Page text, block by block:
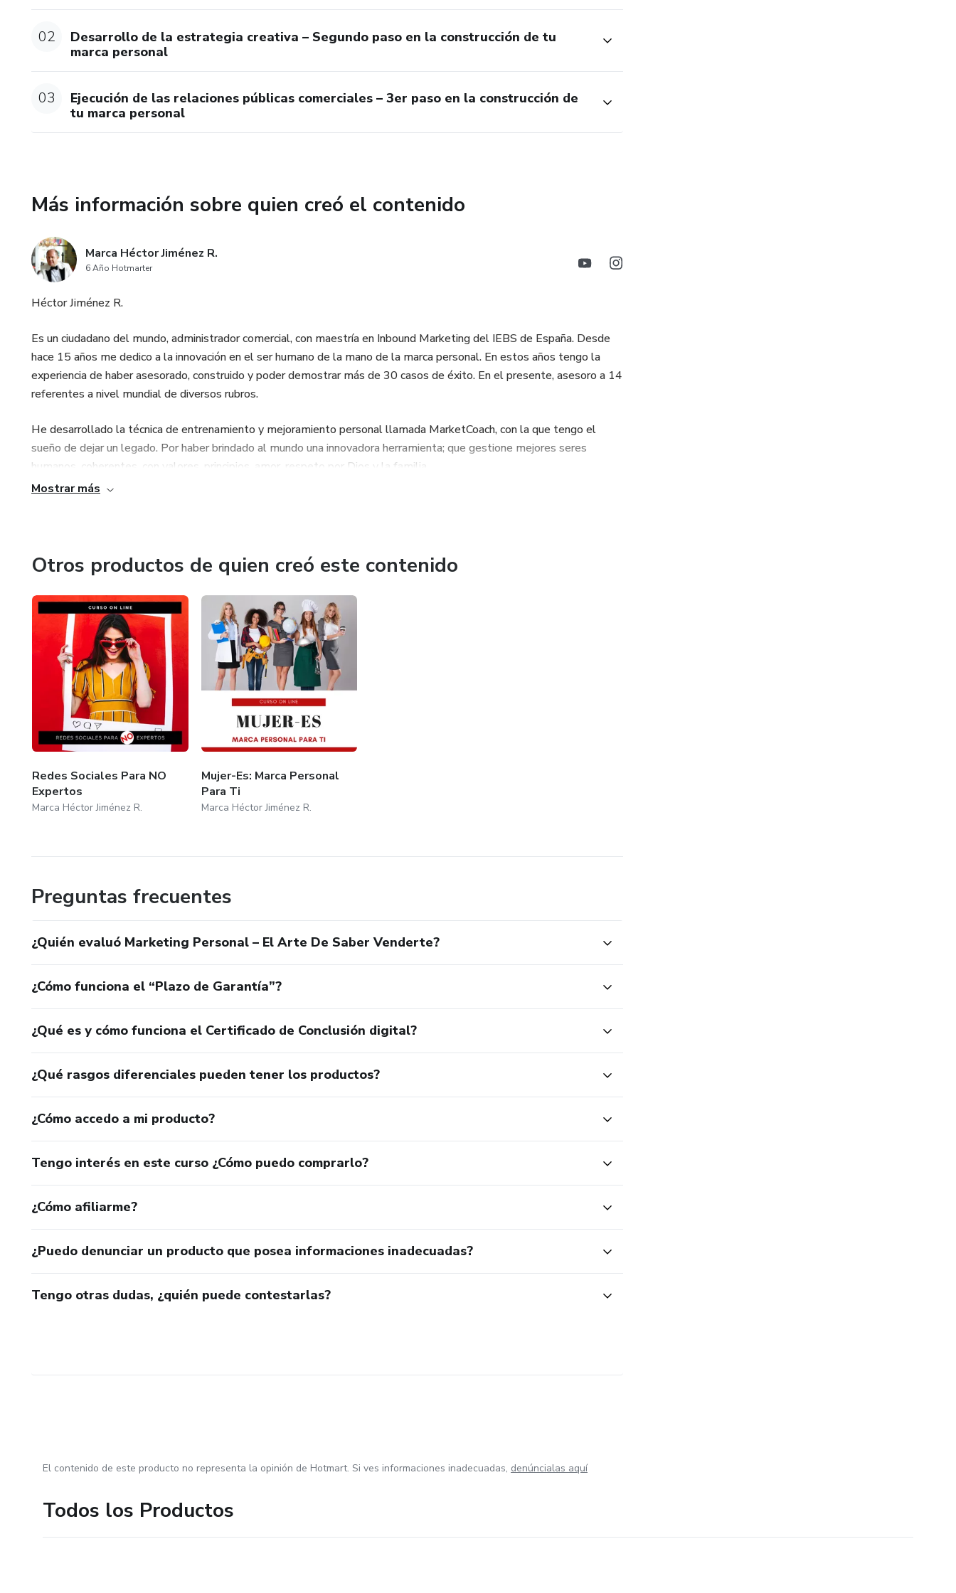
02
Desarrollo de la estrategia creativa – Segundo paso en la construcción de tu
marca personal
03
Ejecución de las relaciones públicas comerciales – 3er paso en la construcción de
tu marca personal
Más información sobre quien creó el contenido
Marca Héctor Jiménez R.
6 Año Hotmarter
Héctor Jiménez R.
Es un ciudadano del mundo, administrador comercial, con maestría en Inbound Marketing del IEBS de España. Desde
hace 15 años me dedico a la innovación en el ser humano de la mano de la marca personal. En estos años tengo la
experiencia de haber asesorado, construido y poder demostrar más de 30 casos de éxito. En el presente, asesoro a 14
referentes a nivel mundial de diversos rubros.
He desarrollado la técnica de entrenamiento y mejoramiento personal llamada MarketCoach, con la que tengo el
sueño de dejar un legado. Por haber brindado al mundo una innovadora herramienta; que gestione mejores seres
humanos, coherentes, con valores, principios, amor, respeto por Dios y la familia.
Comercio de Bogotá. En universidades soy invitado magistral y en docencia de posgrado como la Universidad San
Buenaventura, Universidad Javeriana, Universidad de Palermo, Universidad Santiago de Cali, entre muchas más.
Mostrar más
Otros productos de quien creó este contenido
Redes Sociales Para NO
Expertos
Marca Héctor Jiménez R.
Mujer-Es: Marca Personal
Para Ti
Marca Héctor Jiménez R.
Preguntas frecuentes
¿Quién evaluó Marketing Personal – El Arte De Saber Venderte?
¿Cómo funciona el “Plazo de Garantía”?
¿Qué es y cómo funciona el Certificado de Conclusión digital?
¿Qué rasgos diferenciales pueden tener los productos?
¿Cómo accedo a mi producto?
Tengo interés en este curso ¿Cómo puedo comprarlo?
¿Cómo afiliarme?
¿Puedo denunciar un producto que posea informaciones inadecuadas?
Tengo otras dudas, ¿quién puede contestarlas?
El contenido de este producto no representa la opinión de Hotmart. Si ves informaciones inadecuadas, denúncialas aquí
Todos los Productos